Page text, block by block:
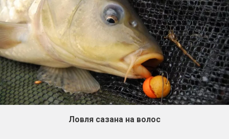
Ловля сазана на волос